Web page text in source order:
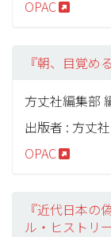
OPAC
『朝、目覚め
方丈社編集部
出版者 : 方丈社
OPAC
『近代日本の
ル・ヒストリー